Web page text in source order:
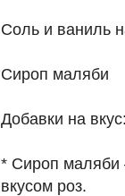
Соль и ваниль
Сироп маляби
Добавки на
* Сироп маляби
вкусом роз.